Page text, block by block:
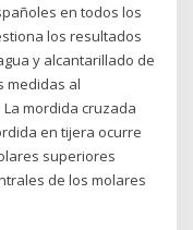
en todos los
los resultados
y alcantarillado de
medidas al
mordida cruzada
en tijera ocurre
superiores
de los molares